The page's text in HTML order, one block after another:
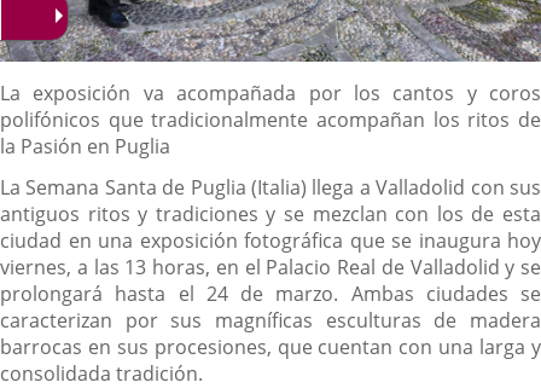
Descripción
La exposición va acompañada por los cantos y coros
polifónicos que tradicionalmente acompañan los ritos de
la Pasión en Puglia
La Semana Santa de Puglia (Italia) llega a Valladolid con sus
antiguos ritos y tradiciones y se mezclan con los de esta
ciudad en una exposición fotográfica que se inaugura hoy
viernes, a las 13 horas, en el Palacio Real de Valladolid y se
prolongará hasta el 24 de marzo. Ambas ciudades se
caracterizan por sus magníficas esculturas de madera
barrocas en sus procesiones, que cuentan con una larga y
consolidada tradición.